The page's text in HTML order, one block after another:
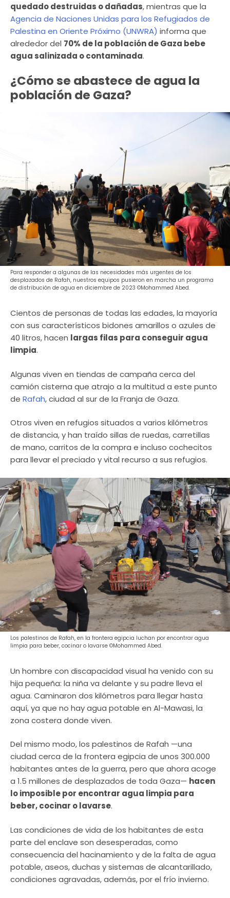
quedado destruidas o dañadas, mientras que la
Agencia de Naciones Unidas para los Refugiados de
Palestina en Oriente Próximo (UNWRA) informa que
alrededor del 70% de la población de Gaza bebe
agua salinizada o contaminada.
¿Cómo se abastece de agua la
población de Gaza?
Para responder a algunas de las necesidades más urgentes de los
desplazados de Rafah, nuestros equipos pusieron en marcha un programa
de distribución de agua en diciembre de 2023 ©Mohammed Abed.
Cientos de personas de todas las edades, la mayoría
con sus característicos bidones amarillos o azules de
40 litros, hacen largas filas para conseguir agua
limpia.
Algunas viven en tiendas de campaña cerca del
camión cisterna que atrajo a la multitud a este punto
de Rafah, ciudad al sur de la Franja de Gaza.
Otros viven en refugios situados a varios kilómetros
de distancia, y han traído sillas de ruedas, carretillas
de mano, carritos de la compra e incluso cochecitos
para llevar el preciado y vital recurso a sus refugios.
Los palestinos de Rafah, en la frontera egipcia luchan por encontrar agua
limpia para beber, cocinar o lavarse ©Mohammed Abed.
Un hombre con discapacidad visual ha venido con su
hija pequeña: la niña va delante y su padre lleva el
agua. Caminaron dos kilómetros para llegar hasta
aquí, ya que no hay agua potable en Al-Mawasi, la
zona costera donde viven.
Del mismo modo, los palestinos de Rafah —una
ciudad cerca de la frontera egipcia de unos 300.000
habitantes antes de la guerra, pero que ahora acoge
a 1.5 millones de desplazados de toda Gaza— hacen
lo imposible por encontrar agua limpia para
beber, cocinar o lavarse.
Las condiciones de vida de los habitantes de esta
parte del enclave son desesperadas, como
consecuencia del hacinamiento y de la falta de agua
potable, aseos, duchas y sistemas de alcantarillado,
condiciones agravadas, además, por el frío invierno.